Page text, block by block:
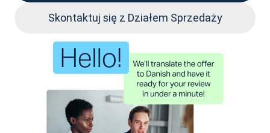
Skontaktuj się z Działem Sprzedaży